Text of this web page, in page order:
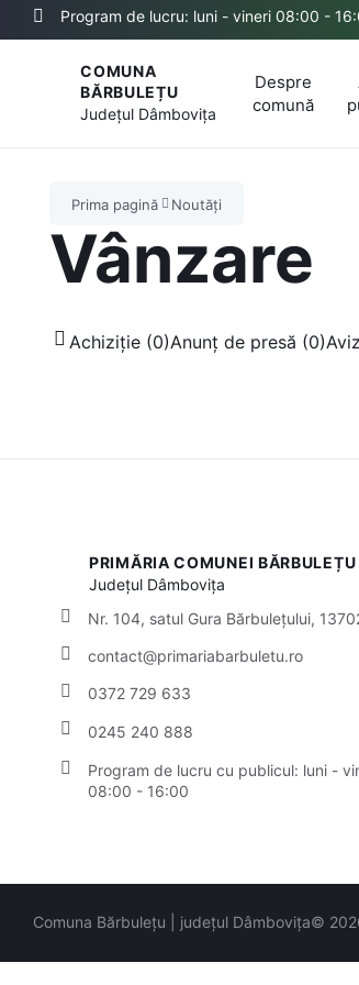
Program de lucru: luni - vineri 08:00 -
COMUNA
BĂRBULEȚU
Județul Dâmbovița
Despre
comună
Prima pagină Noutăți
Vânzare
Achiziție (0)Anunț de presă (0)
PRIMĂRIA COMUNEI BĂRBULEȚU
Județul Dâmbovița
Nr. 104, satul Gura Bărbulețului,
contact@primariabarbuletu.ro
0372 729 633
0245 240 888
Program de lucru cu publicul: luni -
08:00 - 16:00
Comuna Bărbulețu | județul Dâmbovița©